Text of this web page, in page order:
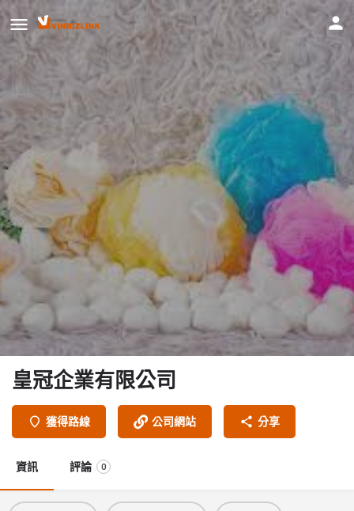
皇冠企業有限公司
獲得路線 公司網站 分享
資訊 評論 0